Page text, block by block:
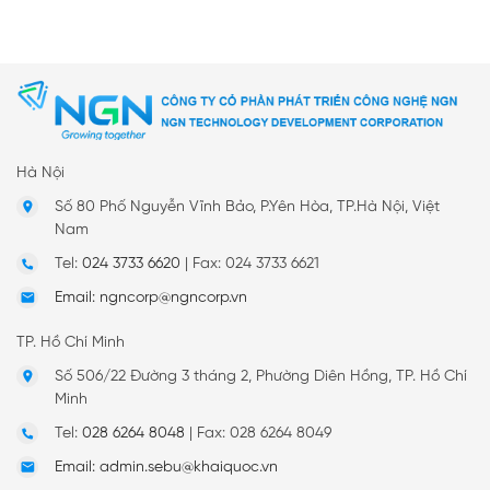
Hà Nội
Số 80 Phố Nguyễn Vĩnh Bảo, P.Yên Hòa, TP.Hà Nội, Việt
Nam
Tel: 024 3733 6620 Fax: 024 3733 6621
Email: ngncorp@ngncorp.vn
TP. Hồ Chí Minh
Số 506/22 Đường 3 tháng 2, Phường Diên Hồng, TP. Hồ Chí
Minh
Tel: 028 6264 8048 Fax: 028 6264 8049
Email: admin.sebu@khaiquoc.vn